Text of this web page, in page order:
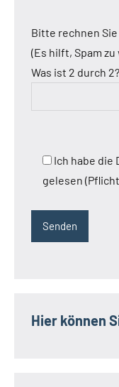
Bitte rechnen Sie
(Es hilft, Spam
Was ist 2 durch 2?
Ich habe die
gelesen
Hier können